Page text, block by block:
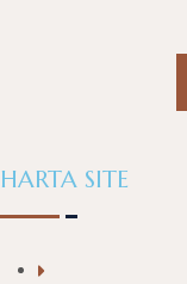
HARTA SITE